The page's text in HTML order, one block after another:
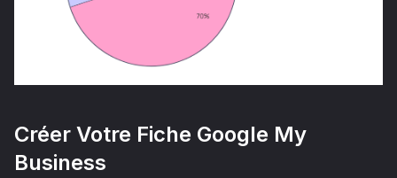
Créer Votre Fiche Google My
Business